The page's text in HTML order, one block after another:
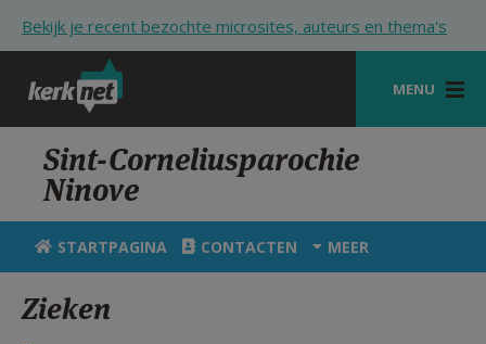
Bekijk je recent bezochte microsites, auteurs en thema's
MENU
STARTPAGINA
KERK
VIERINGEN
Sint-Corneliusparochie
Ninove
STARTPAGINA CONTACTEN MEER
Zieken